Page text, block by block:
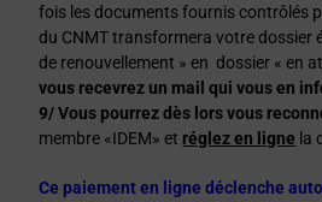
fois les documents fournis contrôlés
du CNMT transformera votre dossier
de renouvellement » en dossier « en
vous recevrez un mail qui vous en
9/ Vous pourrez dès lors vous
membre «IDEM» et réglez en ligne la
Ce paiement en ligne déclenche